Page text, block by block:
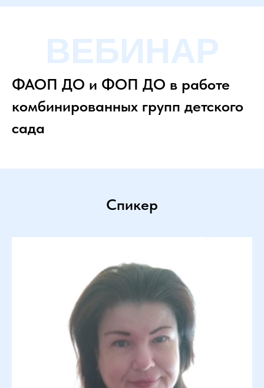
ВЕБИНАР
ФАОП ДО и ФОП ДО в работе
комбинированных групп детского
сада
Спикер